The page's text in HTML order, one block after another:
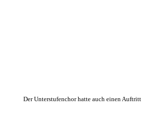
Der Unterstufenchor hatte auch einen Auftritt